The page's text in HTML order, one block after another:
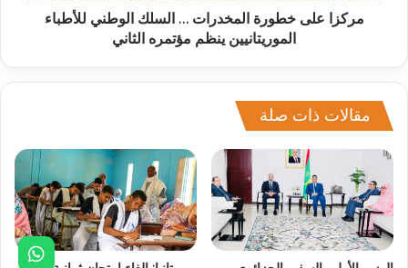
مركزا على خطورة المخدرات … السلك الوطني للأطباء
الموريتانيين ينظم مؤتمره الثاني
مقالات ذات صلة